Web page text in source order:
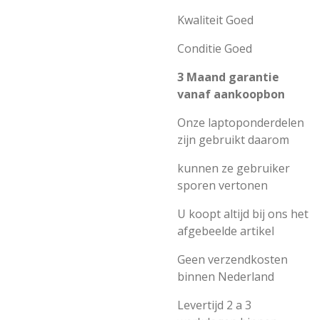
Kwaliteit Goed
Conditie Goed
3 Maand garantie
vanaf aankoopbon
Onze laptoponderdelen
zijn gebruikt daarom
kunnen ze gebruiker
sporen vertonen
U koopt altijd bij ons het
afgebeelde artikel
Geen verzendkosten
binnen Nederland
Levertijd 2 a 3